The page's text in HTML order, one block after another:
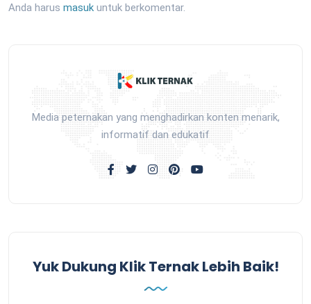
Anda harus masuk untuk berkomentar.
Media peternakan yang menghadirkan konten menarik,
informatif dan edukatif
Yuk Dukung Klik Ternak Lebih Baik!